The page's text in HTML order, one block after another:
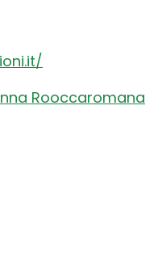
Rooccaromana